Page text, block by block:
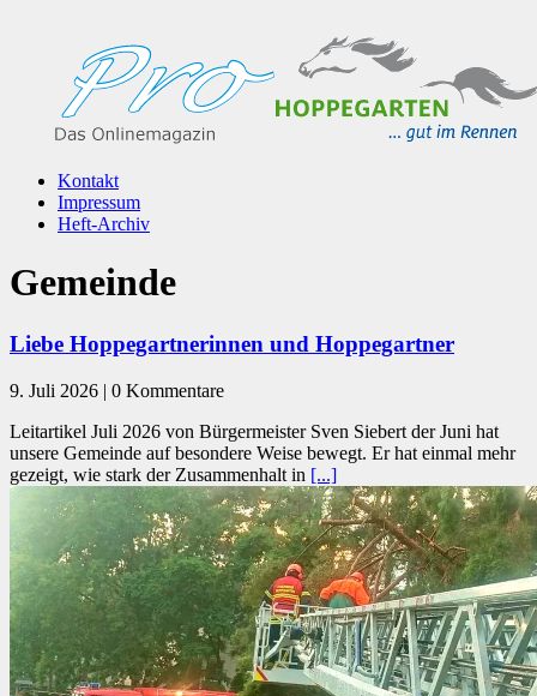
Kontakt
Impressum
Heft-Archiv
Gemeinde
Liebe Hoppegartnerinnen und Hoppegartner
9. Juli 2026 | 0 Kommentare
Leitartikel Juli 2026 von Bürgermeister Sven Siebert der Juni hat
unsere Gemeinde auf besondere Weise bewegt. Er hat einmal mehr
gezeigt, wie stark der Zusammenhalt in [...]